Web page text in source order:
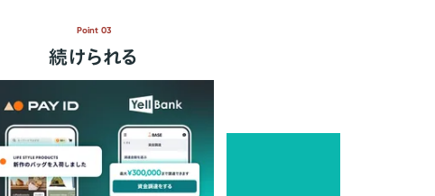
Point 03
続けられる